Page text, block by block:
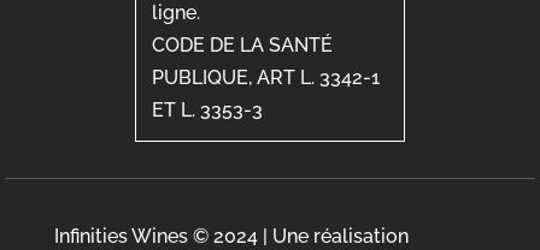
ligne.
CODE DE LA SANTÉ
PUBLIQUE, ART L. 3342-1
ET L. 3353-3
Infinities Wines © 2024 | Une réalisation